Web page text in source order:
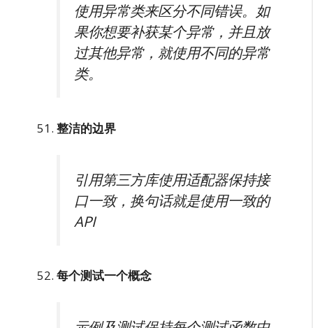
使用异常类来区分不同错误。如
果你想要补获某个异常，并且放
过其他异常，就使用不同的异常
类。
整洁的边界
引用第三方库使用适配器保持接
口一致，换句话就是使用一致的
API
每个测试一个概念